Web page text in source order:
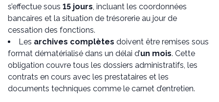
s’effectue sous 15 jours, incluant les coordonnées
bancaires et la situation de trésorerie au jour de
cessation des fonctions.
Les archives complètes doivent être remises sous
format dématérialisé dans un délai d’un mois. Cette
obligation couvre tous les dossiers administratifs, les
contrats en cours avec les prestataires et les
documents techniques comme le carnet d’entretien.